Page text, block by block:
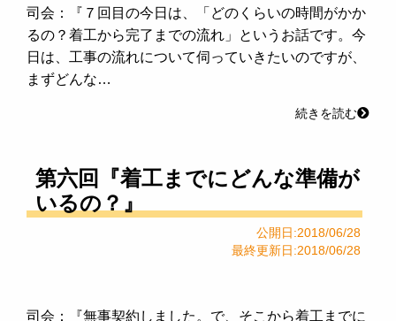
司会：『７回目の今日は、「どのくらいの時間がかか
るの？着工から完了までの流れ」というお話です。今
日は、工事の流れについて伺っていきたいのですが、
まずどんな…
続きを読む
第六回『着工までにどんな準備が
いるの？』
公開日:2018/06/28
最終更新日:2018/06/28
司会：『無事契約しました。で、そこから着工までに